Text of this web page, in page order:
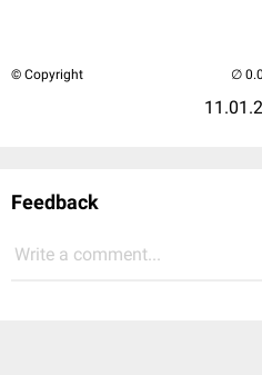
© Copyright
Feedback
Write a comment...